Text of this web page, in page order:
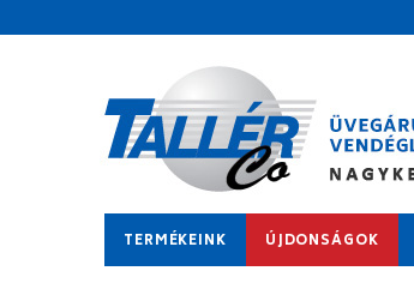
TERMÉKEINK ÚJDONSÁGOK